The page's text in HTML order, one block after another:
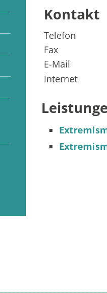
Kontakt
Telefon
Fax
E-Mail
Internet